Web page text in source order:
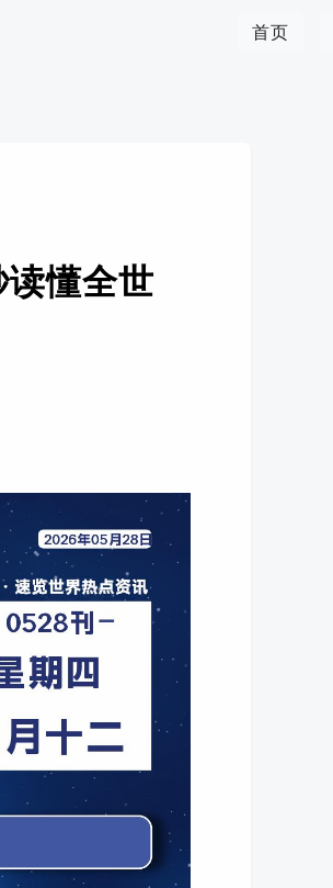
首页
懂全世